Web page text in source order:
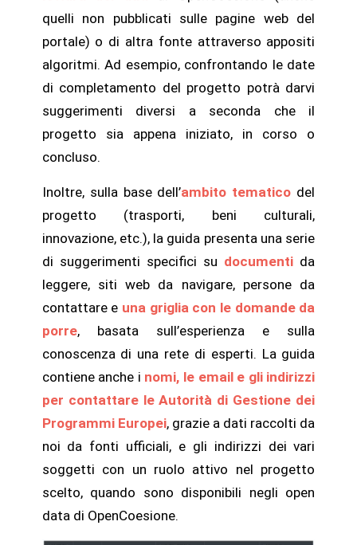
quelli non pubblicati sulle pagine web del
portale) o di altra fonte attraverso appositi
algoritmi. Ad esempio, confrontando le date
di completamento del progetto potrà darvi
suggerimenti diversi a seconda che il
progetto sia appena iniziato, in corso o
concluso.
Inoltre, sulla base dell’ambito tematico del
progetto (trasporti, beni culturali,
innovazione, etc.), la guida presenta una serie
di suggerimenti specifici su documenti da
leggere, siti web da navigare, persone da
contattare e una griglia con le domande da
porre, basata sull’esperienza e sulla
conoscenza di una rete di esperti. La guida
contiene anche i nomi, le email e gli indirizzi
per contattare le Autorità di Gestione dei
Programmi Europei, grazie a dati raccolti da
noi da fonti ufficiali, e gli indirizzi dei vari
soggetti con un ruolo attivo nel progetto
scelto, quando sono disponibili negli open
data di OpenCoesione.